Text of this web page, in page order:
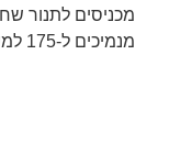
מכניסים לתנור שחומם מראש ל-
מנמיכים ל-175 למשך 25-30 דקות עד שהתחתית משמיעה צליל חלול בנקישה